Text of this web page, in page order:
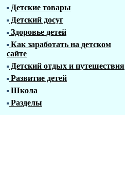
Детские товары
Детский досуг
Здоровье детей
Как заработать на детском
сайте
Детский отдых и путешествия
Развитие детей
Школа
Разделы